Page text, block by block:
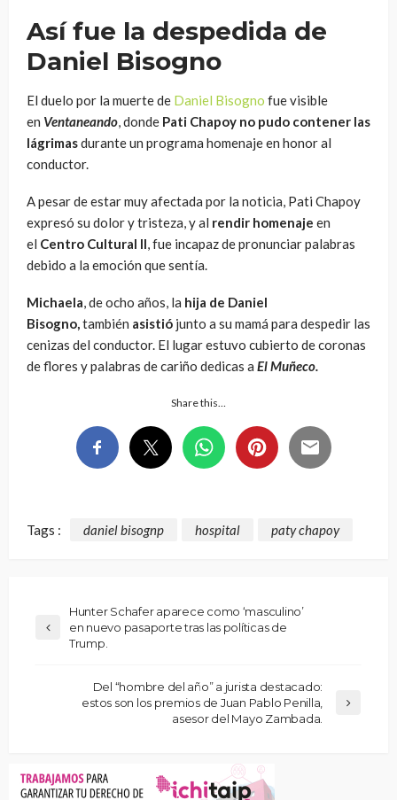
Así fue la despedida de
Daniel Bisogno
El duelo por la muerte de Daniel Bisogno fue visible
en Ventaneando, donde Pati Chapoy no pudo contener las
lágrimasdurante un programa homenaje en honor al
conductor.
A pesar de estar muy afectada por la noticia, Pati Chapoy
expresó su dolor y tristeza, y al rendir homenaje en
el Centro Cultural II, fue incapaz de pronunciar palabras
debido a la emoción que sentía.
Michaela, de ocho años, la hija de Daniel
Bisogno,también asistió junto a su mamá para despedir las
cenizas del conductor. El lugar estuvo cubierto de coronas
de flores y palabras de cariño dedicas a El Muñeco.
Share this…
Tags : daniel bisognp hospital paty chapoy
Hunter Schafer aparece como ‘masculino’
en nuevo pasaporte tras las políticas de
Trump.
Del “hombre del año” a jurista destacado:
estos son los premios de Juan Pablo Penilla,
asesor del Mayo Zambada.